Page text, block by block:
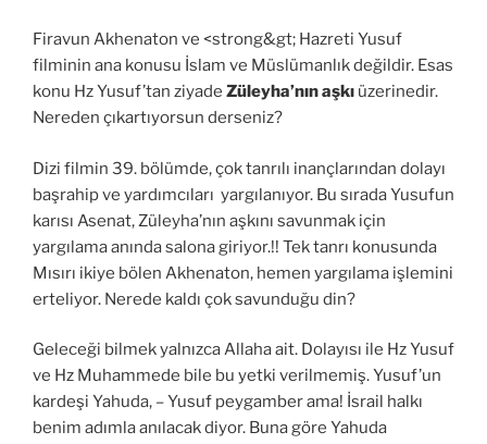
Firavun Akhenaton ve <strong&gt; Hazreti Yusuf
filminin ana konusu İslam ve Müslümanlık değildir. Esas
konu Hz Yusuf’tan ziyade Züleyha’nın aşkı üzerinedir.
Nereden çıkartıyorsun derseniz?
Dizi filmin 39. bölümde, çok tanrılı inançlarından dolayı
başrahip ve yardımcıları yargılanıyor. Bu sırada Yusufun
karısı Asenat, Züleyha’nın aşkını savunmak için
yargılama anında salona giriyor.!! Tek tanrı konusunda
Mısırı ikiye bölen Akhenaton, hemen yargılama işlemini
erteliyor. Nerede kaldı çok savunduğu din?
Geleceği bilmek yalnızca Allaha ait. Dolayısı ile Hz Yusuf
ve Hz Muhammede bile bu yetki verilmemiş. Yusuf’un
kardeşi Yahuda, – Yusuf peygamber ama! İsrail halkı
benim adımla anılacak diyor. Buna göre Yahuda